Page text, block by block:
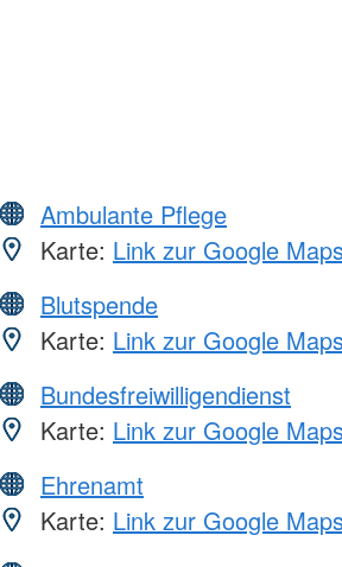
Ambulante Pflege
Karte: Link zur Google
Blutspende
Karte: Link zur Google
Bundesfreiwilligendienst
Karte: Link zur Google
Ehrenamt
Karte: Link zur Google